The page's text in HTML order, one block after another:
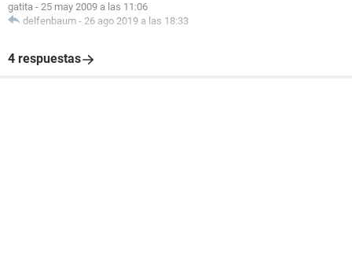
gatita - 25 may 2009 a las 11:06
delfenbaum - 26 ago 2019 a las 18:33
4 respuestas